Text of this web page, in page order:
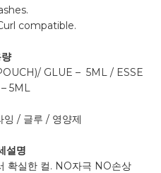
compatible.
GLUE – 5ML / ESSE
5ML
/ 글루 / 영양제
설명
확실한 컬. NO자극 NO손상